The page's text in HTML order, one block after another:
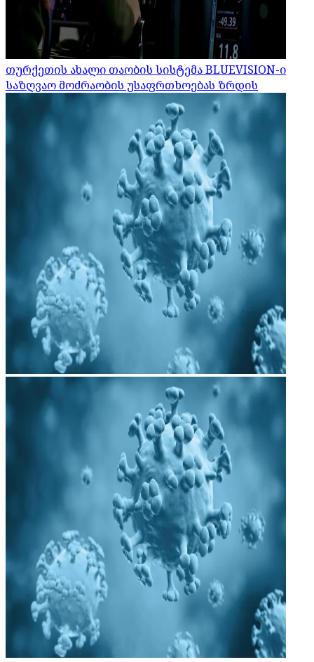
თურქეთის ახალი თაობის სისტემა BLUEVISION-ი
საზღვაო მოძრაობის უსაფრთხოებას ზრდის